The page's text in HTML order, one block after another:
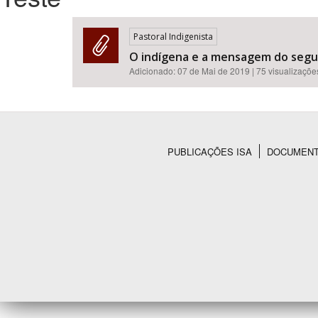
Área de Levantamento
Pastoral Indigenista
O indígena e a mensagem do
Adicionado:07 de Mai de 2019 | 75
PUBLICAÇÕES ISA